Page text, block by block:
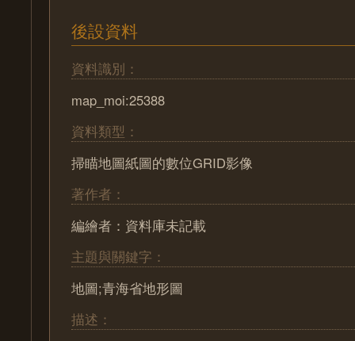
後設資料
資料識別：
map_moi:25388
資料類型：
掃瞄地圖紙圖的數位GRID影像
著作者：
編繪者：資料庫未記載
主題與關鍵字：
地圖;青海省地形圖
描述：